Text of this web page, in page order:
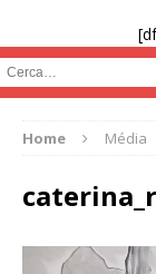
Cerca :
Home Média